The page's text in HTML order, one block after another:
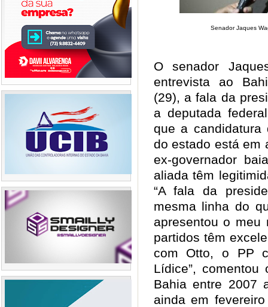
Senador Jaques
O senador
entrevista ao
(29), a fala da
a deputada
que a
do estado está em
ex-governador
aliada têm
“A fala da
mesma linha do
apresentou o meu
partidos têm
com Otto, o PP
Lídice”,
Bahia entre 2007
ainda em